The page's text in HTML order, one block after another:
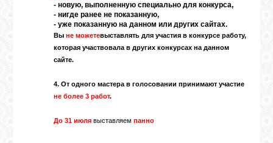
- новую, выполненную специально для конкурса,
- нигде ранее не показанную,
- уже показанную на данном или других сайтах.
Вы не можетевыставлять для участия в конкурсе работу,
которая участвовала в других конкурсах на данном
сайте.
4. От одного мастера в голосовании принимают участие
не более 3 работ.
До 31 июля выставляем панно